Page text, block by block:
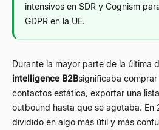
intensivos en SDR y Cognism
GDPR en la UE.
Durante la mayor parte de la última
intelligence B2Bsignificaba
contactos estática, exportar una
outbound hasta que se agotaba. En
dividido en algo más útil y más